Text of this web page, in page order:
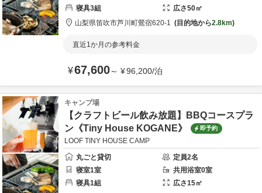
寝具3組 広さ50㎡
山梨県笛吹市芦川町鶯宿620-1 目的地から2.8km
直近1か月の参考料金
¥67,600～ ¥96,200/泊
キャンプ場
【クラフトビール飲み放題】BBQコースプラ
ン《Tiny House KOGANE》
即予約
LOOF TINY HOUSE CAMP
丸ごと貸切
定員2名
寝室1室 共用浴室0室
寝具1組 広さ15㎡